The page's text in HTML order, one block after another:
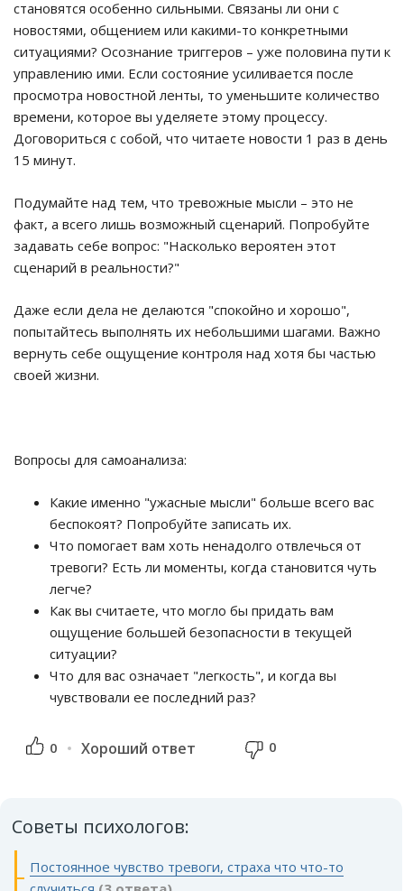
становятся особенно сильными. Связаны ли они с
новостями, общением или какими-то конкретными
ситуациями? Осознание триггеров – уже половина пути к
управлению ими. Если состояние усиливается после
просмотра новостной ленты, то уменьшите количество
времени, которое вы уделяете этому процессу.
Договориться с собой, что читаете новости 1 раз в день
15 минут.
Подумайте над тем, что тревожные мысли – это не
факт, а всего лишь возможный сценарий. Попробуйте
задавать себе вопрос: "Насколько вероятен этот
сценарий в реальности?"
Даже если дела не делаются "спокойно и хорошо",
попытайтесь выполнять их небольшими шагами. Важно
вернуть себе ощущение контроля над хотя бы частью
своей жизни.
Вопросы для самоанализа:
Какие именно "ужасные мысли" больше всего вас
беспокоят? Попробуйте записать их.
Что помогает вам хоть ненадолго отвлечься от
тревоги? Есть ли моменты, когда становится чуть
легче?
Как вы считаете, что могло бы придать вам
ощущение большей безопасности в текущей
ситуации?
Что для вас означает "легкость", и когда вы
чувствовали ее последний раз?
0 Хороший ответ 0
Советы психологов:
Постоянное чувство тревоги, страха что что-то